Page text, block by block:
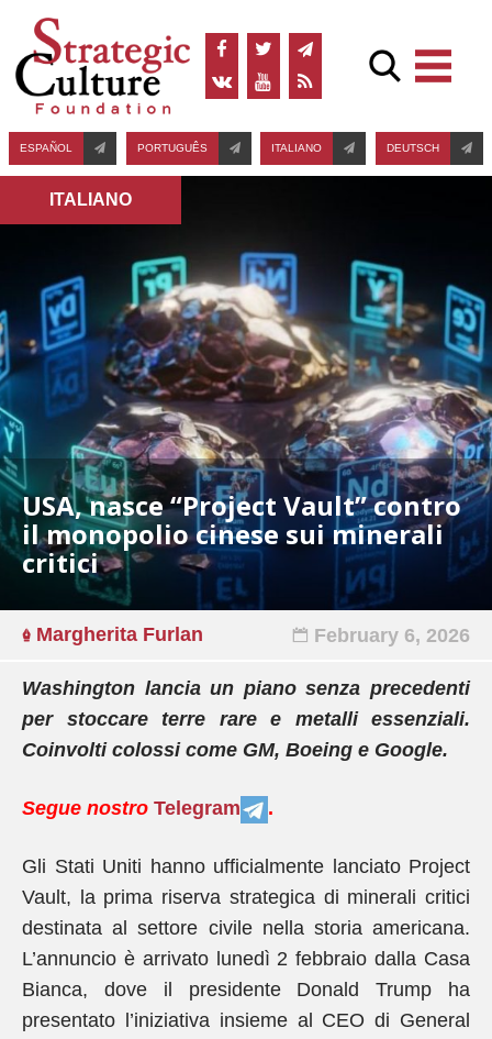
ESPAÑOL PORTUGUÊS ITALIANO DEUTSCH
ITALIANO
USA, nasce “Project Vault” contro
il monopolio cinese sui minerali
critici
Margherita Furlan February 6, 2026
Washington lancia un piano senza precedenti
per stoccare terre rare e metalli essenziali.
Coinvolti colossi come GM, Boeing e Google.
Segue nostro Telegram .
Gli Stati Uniti hanno ufficialmente lanciato Project
Vault, la prima riserva strategica di minerali critici
destinata al settore civile nella storia americana.
L’annuncio è arrivato lunedì 2 febbraio dalla Casa
Bianca, dove il presidente Donald Trump ha
presentato l’iniziativa insieme al CEO di General